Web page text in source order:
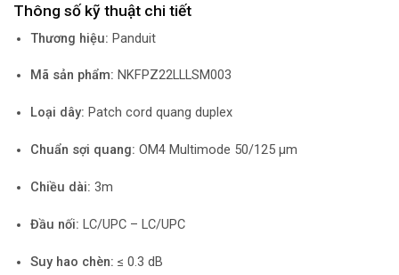
Thông số kỹ thuật chi tiết
Thương hiệu: Panduit
Mã sản phẩm: NKFPZ22LLLSM003
Loại dây: Patch cord quang duplex
Chuẩn sợi quang: OM4 Multimode 50/125 µm
Chiều dài: 3m
Đầu nối: LC/UPC – LC/UPC
Suy hao chèn: ≤ 0.3 dB